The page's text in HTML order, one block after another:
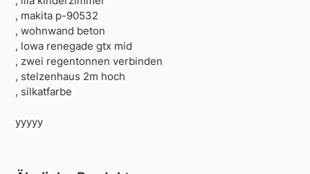
, makita p-90532
, wohnwand beton
, lowa renegade gtx mid
, zwei regentonnen verbinden
, stelzenhaus 2m hoch
, silkatfarbe
yyyyy